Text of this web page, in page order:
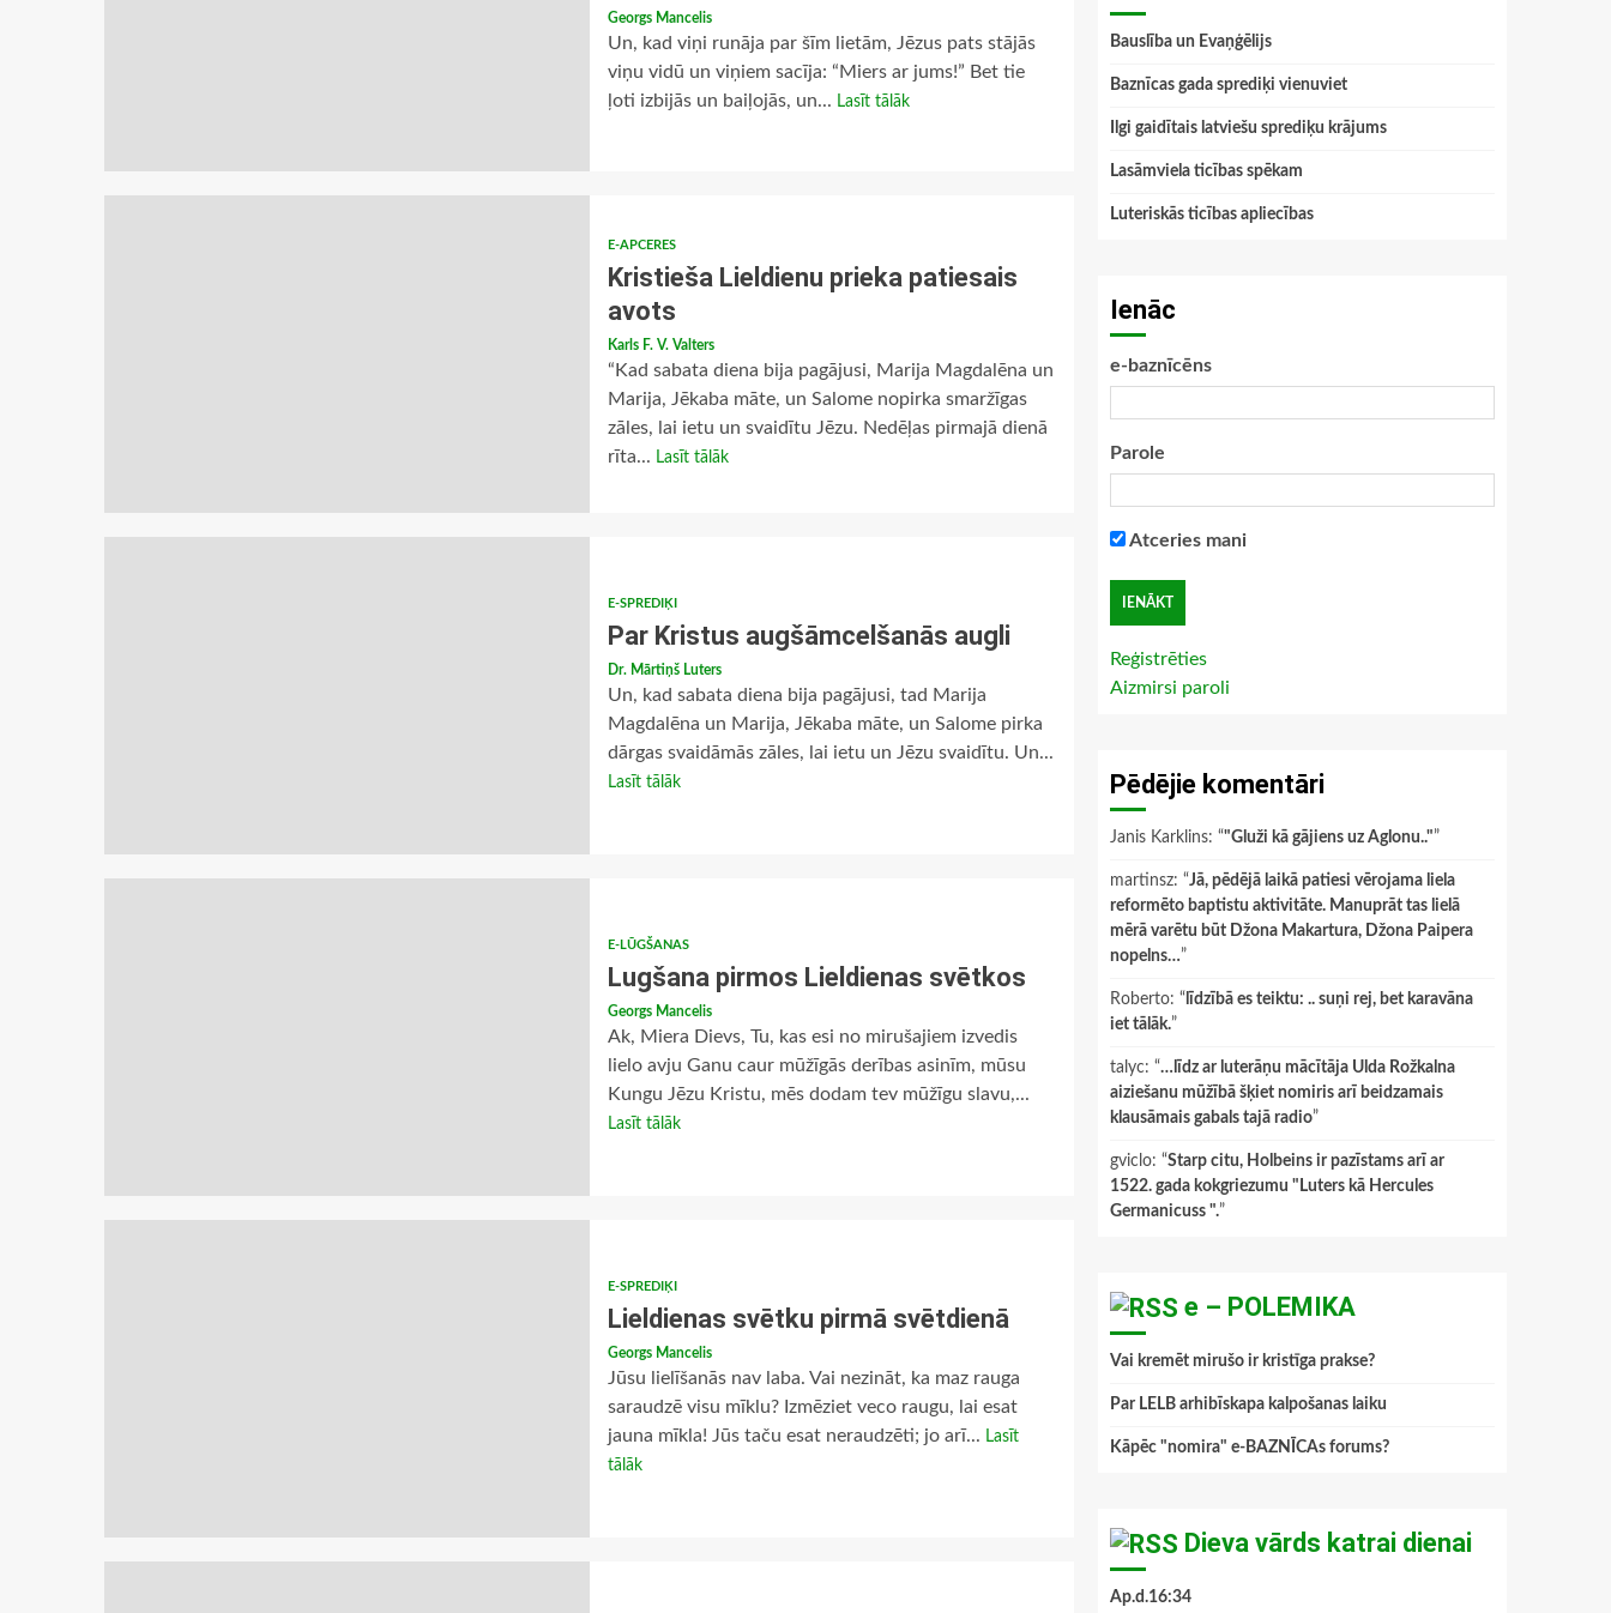
Georgs Mancelis
Un, kad viņi runāja par šīm lietām, Jēzus pats stājās
viņu vidū un viņiem sacīja: “Miers ar jums!” Bet tie
ļoti izbijās un baiļojās, un... Lasīt tālāk
E-APCERES
Kristieša Lieldienu prieka patiesais
avots
Karls F. V. Valters
“Kad sabata diena bija pagājusi, Marija Magdalēna un
Marija, Jēkaba māte, un Salome nopirka smaržīgas
zāles, lai ietu un svaidītu Jēzu. Nedēļas pirmajā dienā
rīta... Lasīt tālāk
E-SPREDIĶI
Par Kristus augšāmcelšanās augli
Dr. Mārtiņš Luters
Un, kad sabata diena bija pagājusi, tad Marija
Magdalēna un Marija, Jēkaba māte, un Salome pirka
dārgas svaidāmās zāles, lai ietu un Jēzu svaidītu. Un...
Lasīt tālāk
E-LŪGŠANAS
Lugšana pirmos Lieldienas svētkos
Georgs Mancelis
Ak, Miera Dievs, Tu, kas esi no mirušajiem izvedis
lielo avju Ganu caur mūžīgās derības asinīm, mūsu
Kungu Jēzu Kristu, mēs dodam tev mūžīgu slavu,...
Lasīt tālāk
E-SPREDIĶI
Lieldienas svētku pirmā svētdienā
Georgs Mancelis
Jūsu lielīšanās nav laba. Vai nezināt, ka maz rauga
saraudzē visu mīklu? Izmēziet veco raugu, lai esat
jauna mīkla! Jūs taču esat neraudzēti; jo arī... Lasīt
tālāk
Bauslība un Evaņģēlijs
Baznīcas gada sprediķi vienuviet
Ilgi gaidītais latviešu sprediķu krājums
Lasāmviela ticības spēkam
Luteriskās ticības apliecības
Ienāc
e-baznīcēns
Parole
Atceries mani
Reģistrēties
Aizmirsi paroli
Pēdējie komentāri
Janis Karklins: “"Gluži kā gājiens uz Aglonu.."”
martinsz: “Jā, pēdējā laikā patiesi vērojama liela
reformēto baptistu aktivitāte. Manuprāt tas lielā
mērā varētu būt Džona Makartura, Džona Paipera
nopelns…”
Roberto: “ līdzībā es teiktu: .. suņi rej, bet karavāna
iet tālāk.”
talyc: “…līdz ar luterāņu mācītāja Ulda Rožkalna
aiziešanu mūžībā šķiet nomiris arī beidzamais
klausāmais gabals tajā radio”
gviclo: “Starp citu, Holbeins ir pazīstams arī ar
1522. gada kokgriezumu "Luters kā Hercules
Germanicuss ".”
e – POLEMIKA
Vai kremēt mirušo ir kristīga prakse?
Par LELB arhibīskapa kalpošanas laiku
Kāpēc "nomira" e-BAZNĪCAs forums?
Dieva vārds katrai dienai
Ap.d.16:34